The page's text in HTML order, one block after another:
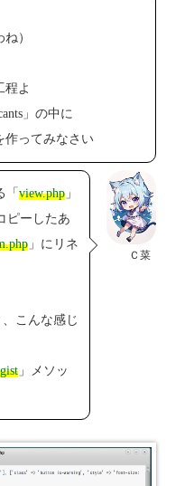
ね）
程よ
」の中に
作ってみなさい
Ｃ菜
「view.php 」
ピーしたあ
」にリネ
こんな感じ
」メソッ